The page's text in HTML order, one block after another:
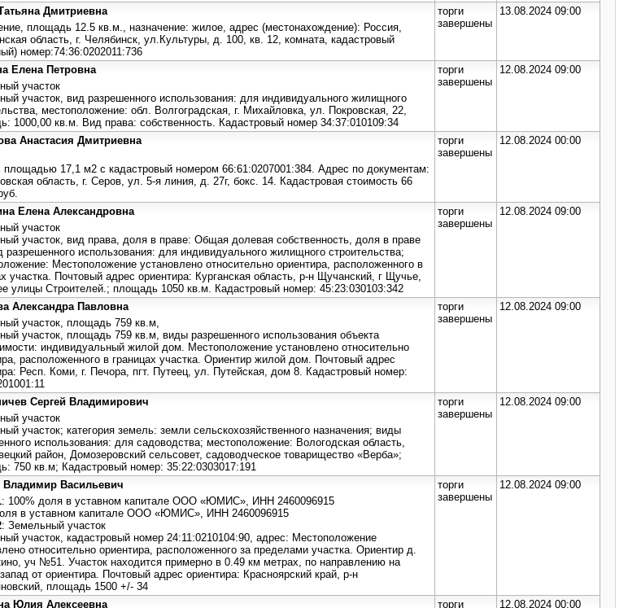
Дмитриевна
площадь 12.5 кв.м., назначение: жилое, адрес (местонахождение): Россия,
область, г. Челябинск, ул.Культуры, д. 100, кв. 12, комната, кадастровый
номер:74:36:0202011:736
торги
завершены
13.08.2024 09:00
Елена Петровна
участок
участок, вид разрешенного использования: для индивидуального жилищного
местоположение: обл. Волгоградская, г. Михайловка, ул. Покровская, 22,
1000,00 кв.м. Вид права: собственность. Кадастровый номер 34:37:010109:34
торги
завершены
12.08.2024 09:00
Анастасия Дмитриевна
площадью 17,1 м2 с кадастровый номером 66:61:0207001:384. Адрес по документам:
область, г. Серов, ул. 5-я линия, д. 27г, бокс. 14. Кадастровая стоимость 66
торги
завершены
12.08.2024 00:00
Елена Александровна
участок
участок, вид права, доля в праве: Общая долевая собственность, доля в праве
разрешенного использования: для индивидуального жилищного строительства;
Местоположение установлено относительно ориентира, расположенного в
участка. Почтовый адрес ориентира: Курганская область, р-н Щучанский, г Щучье,
улицы Строителей.; площадь 1050 кв.м. Кадастровый номер: 45:23:030103:342
торги
завершены
12.08.2024 09:00
Александра Павловна
участок, площадь 759 кв.м,
участок, площадь 759 кв.м, виды разрешенного использования объекта
индивидуальный жилой дом. Местоположение установлено относительно
расположенного в границах участка. Ориентир жилой дом. Почтовый адрес
Респ. Коми, г. Печора, пгт. Путеец, ул. Путейская, дом 8. Кадастровый номер:
торги
завершены
12.08.2024 09:00
Сергей Владимирович
участок
участок; категория земель: земли сельскохозяйственного назначения; виды
использования: для садоводства; местоположение: Вологодская область,
район, Домозеровский сельсовет, садоводческое товарищество «Верба»;
750 кв.м; Кадастровый номер: 35:22:0303017:191
торги
завершены
12.08.2024 09:00
Владимир Васильевич
: 100% доля в уставном капитале ООО «ЮМИС», ИНН 2460096915
в уставном капитале ООО «ЮМИС», ИНН 2460096915
: Земельный участок
участок, кадастровый номер 24:11:0210104:90, адрес: Местоположение
относительно ориентира, расположенного за пределами участка. Ориентир д.
уч №51. Участок находится примерно в 0.49 км метрах, по направлению на
от ориентира. Почтовый адрес ориентира: Красноярский край, р-н
площадь 1500 +/- 34
торги
завершены
12.08.2024 09:00
Юлия Алексеевна торги 12.08.2024 00:00